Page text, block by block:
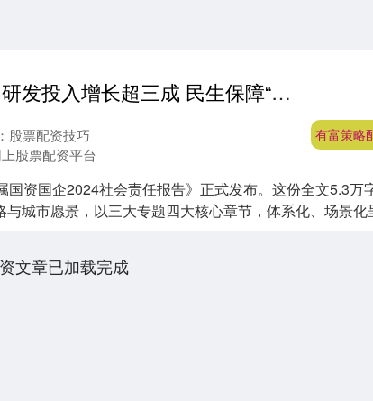
有富策略配资 研发投入增长超三成 民生保障“挑大梁”！深圳市属国资国企2024社会责任报告发布
有富策略
股票配资技巧
股票配资平台
国资国企2024社会责任报告》正式发布。这份全文5.3万
与城市愿景，以三大专题四大核心章节，体系化、场景化
文章已加载完成